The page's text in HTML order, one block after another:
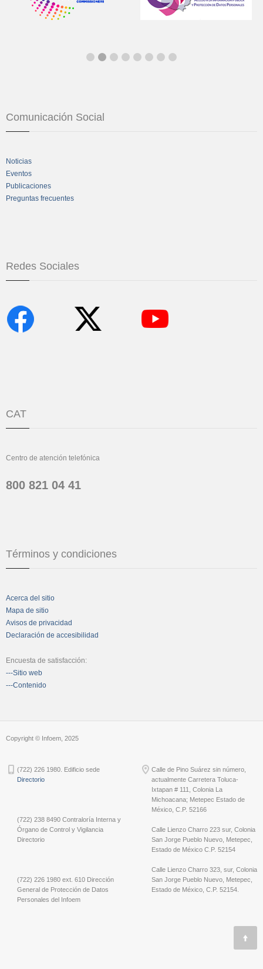
Comunicación Social
Noticias
Eventos
Publicaciones
Preguntas frecuentes
Redes Sociales
CAT
Centro de atención telefónica
800 821 04 41
Términos y condiciones
Acerca del sitio
Mapa de sitio
Avisos de privacidad
Declaración de accesibilidad
Encuesta de satisfacción:
---Sitio web
---Contenido
Copyright © Infoem, 2025
(722) 226 1980. Edificio sede
Directorio
(722) 238 8490 Contraloría Interna y
Órgano de Control y Vigilancia
Directorio
(722) 226 1980 ext. 610 Dirección
General de Protección de Datos
Personales del Infoem
Calle de Pino Suárez sin número,
actualmente Carretera Toluca-
Ixtapan # 111, Colonia La
Michoacana; Metepec Estado de
México, C.P. 52166
Calle Lienzo Charro 223 sur, Colonia
San Jorge Pueblo Nuevo, Metepec,
Estado de México C.P. 52154
Calle Lienzo Charro 323, sur, Colonia
San Jorge Pueblo Nuevo, Metepec,
Estado de México, C.P. 52154.